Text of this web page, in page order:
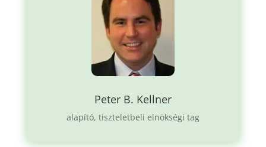
Peter B. Kellner
alapító, tiszteletbeli elnökségi tag